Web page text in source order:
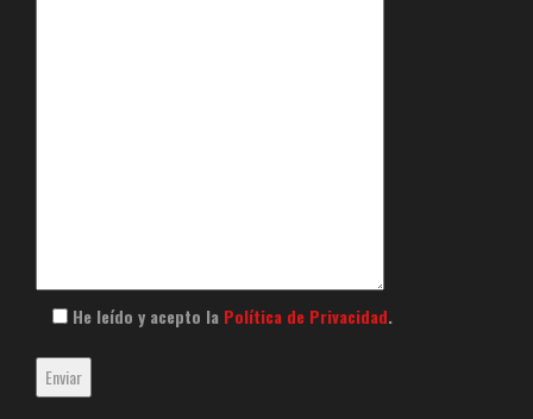
He leído y acepto la Política de Privacidad.